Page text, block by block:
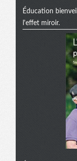
Éducation
l'effet miroir.